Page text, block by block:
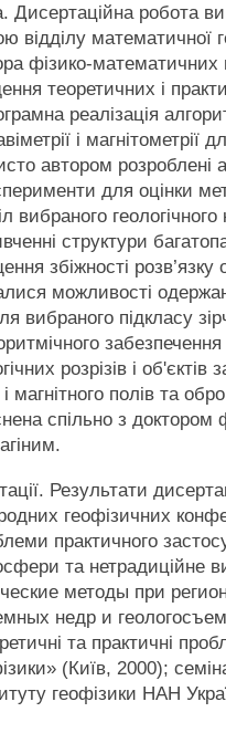
Дисертаційна робота
відділу математичної
фізико-
теоретичних і
реалізація
і магнітометрії
автором розроблені
для оцінки
вибраного
структури
збіжності
можливості
вибраного підкласу
розрізів і об'єктів
магнітного полів та
спільно з доктором
Результати
геофізичних
практичного
та нетрадиційне
методы при
недр и
та практичні
(Київ, 2000);
геофізики НАН